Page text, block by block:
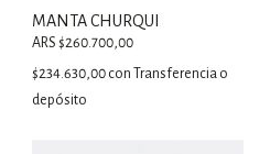
MANTA CHURQUI
ARS $260.700,00
$234.630,00 con
Transferencia o
depósito